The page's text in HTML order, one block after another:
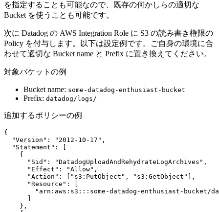
を指定することも可能なので、既存の何かしらの適切な
Bucket を使うことも可能です。
次に Datadog の AWS Integration Role に S3 の読み書き権限の
Policy を付与します。以下は設定例です。ご自身の環境に合
わせて適切な Bucket name と Prefix に置き換えてください。
対象バケットの例
Bucket name: some-datadog-enthusiast-bucket
Prefix: datadog/logs/
追加するポリシーの例
{
  "Version": "2012-10-17",
  "Statement": [
    {
      "Sid": "DatadogUploadAndRehydrateLogArchives",
      "Effect": "Allow",
      "Action": ["s3:PutObject", "s3:GetObject"],
      "Resource": [
"arn:aws:s3:::some-datadog-enthusiast-bucket/
    },